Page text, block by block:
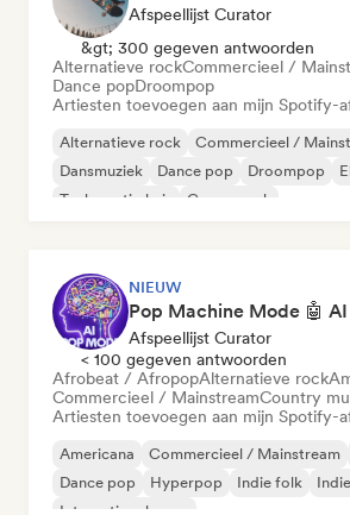
Afspeellijst Curator
&gt; 300 gegeven antwoorden
Alternatieve rockCommercieel /
Dance popDroompop
Artiesten toevoegen aan mijn Spotify-
Alternatieve rock
Commercieel /
Dansmuziek
Dance pop Droompop
Toekomstig huis
Garagerock
NIEUW
Afspeellijst Curator
< 100 gegeven antwoorden
Afrobeat / AfropopAlternatieve rock
Commercieel / MainstreamCountry
Artiesten toevoegen aan mijn Spotify-
Americana Commercieel / Mainstream
Dance pop
Hyperpop Indie folk
Internationale pop